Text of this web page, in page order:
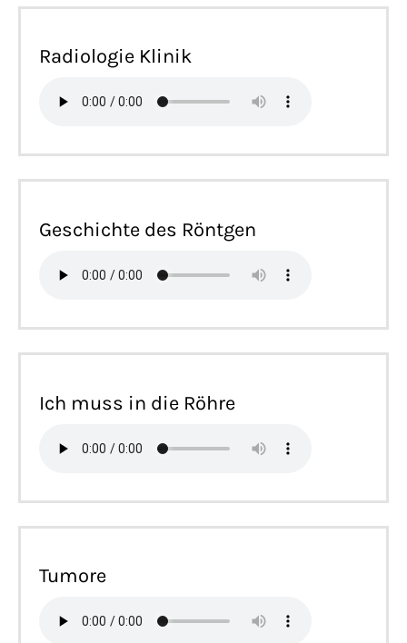
Radiologie Klinik
Geschichte des Röntgen
Ich muss in die Röhre
Tumore